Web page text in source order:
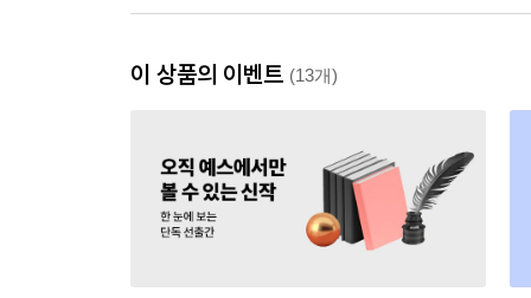
이 상품의 이벤트 (13개)